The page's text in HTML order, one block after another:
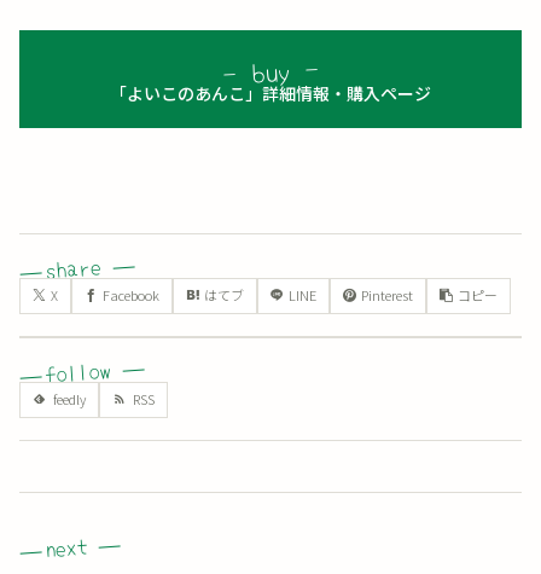
「よいこのあんこ」詳細情報・購入ページ
X Facebook はてブ LINE Pinterest コピー